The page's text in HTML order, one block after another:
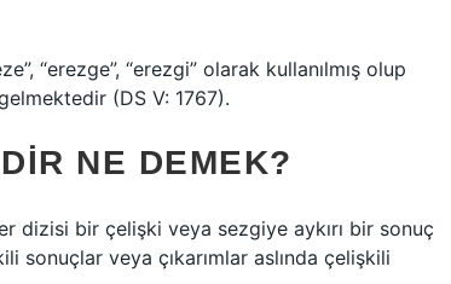
“erezge”, “erezgi” olarak kullanılmış olup
(DS V: 1767).
NE DEMEK?
dizisi bir çelişki veya sezgiye aykırı bir sonuç
sonuçlar veya çıkarımlar aslında çelişkili